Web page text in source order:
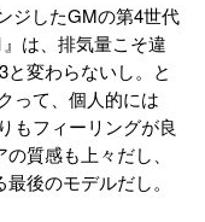
ジしたGMの第4世代
は、排気量こそ違
変わらないし。と
って、個人的には
もフィーリングが良
質感も上々だし、
後のモデルだし。